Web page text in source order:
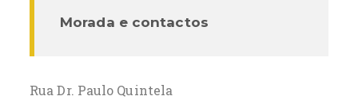
Morada e contactos
Rua Dr. Paulo Quintela